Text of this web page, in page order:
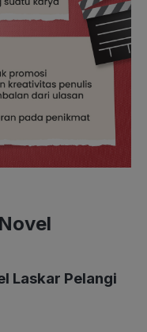
Laskar Pelangi